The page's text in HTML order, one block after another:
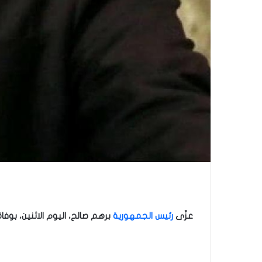
عزّى رئيس الجمهورية برهم صالح، اليوم الاثنين،